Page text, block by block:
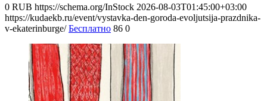
0 RUB https://schema.org/InStock 2026-08-03T01:45:00+03:00
https://kudaekb.ru/event/vystavka-den-goroda-evoljutsija-prazdnika-
v-ekaterinburge/ Бесплатно 86 0